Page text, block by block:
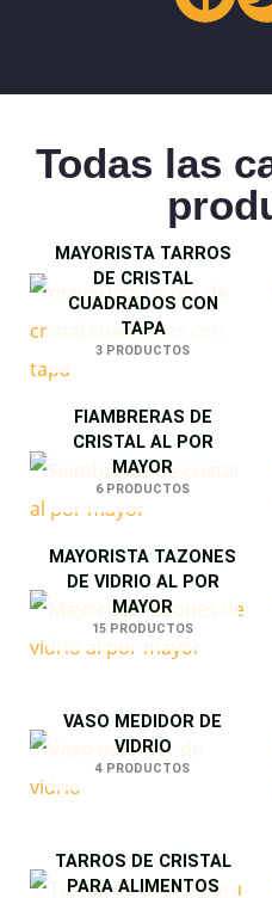
Todas las
MAYORISTA TARROS
DE CRISTAL
CUADRADOS CON
TAPA
3 PRODUCTOS
FIAMBRERAS DE
CRISTAL AL POR
MAYOR
6 PRODUCTOS
MAYORISTA TAZONES
DE VIDRIO AL POR
MAYOR
15 PRODUCTOS
VASO MEDIDOR DE
VIDRIO
4 PRODUCTOS
TARROS DE CRISTAL
PARA ALIMENTOS